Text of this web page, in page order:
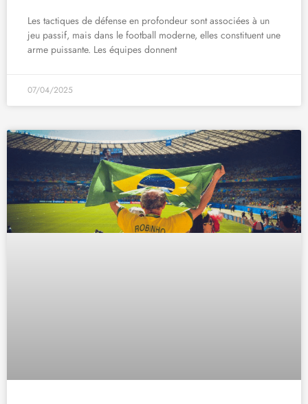
Les tactiques de défense en profondeur sont associées à un
jeu passif, mais dans le football moderne, elles constituent une
arme puissante. Les équipes donnent
07/04/2025